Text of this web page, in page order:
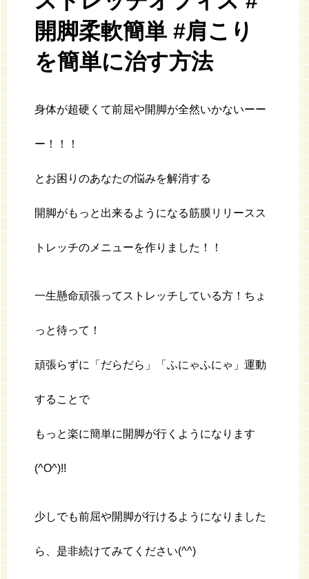
開脚柔軟簡単 #肩こり
を簡単に治す方法
身体が超硬くて前屈や開脚が全然いかないーー
ー！！！
とお困りのあなたの悩みを解消する
開脚がもっと出来るようになる筋膜リリースス
トレッチのメニューを作りました！！
一生懸命頑張ってストレッチしている方！ちょ
っと待って！
頑張らずに「だらだら」「ふにゃふにゃ」運動
することで
もっと楽に簡単に開脚が行くようになります
(^O^)!!
少しでも前屈や開脚が行けるようになりました
ら、是非続けてみてください(^^)